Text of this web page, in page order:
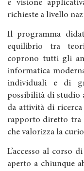
e visione
richieste a livello
Il programma
equilibrio tra
coprono tutti gli
informatica
individuali e di
possibilità di studio
da attività di ricerca
rapporto diretto tra
che valorizza la
L’accesso al corso
aperto a chiunque